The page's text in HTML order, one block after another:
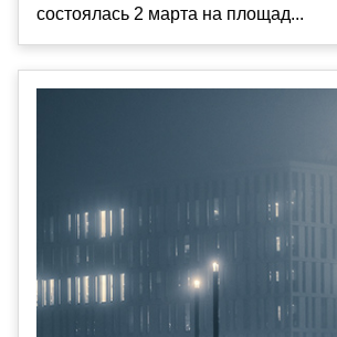
состоялась 2 марта на площад...